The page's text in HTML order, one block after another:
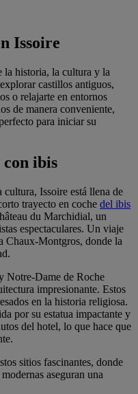
Issoire
la historia, la cultura y la
castillos antiguos,
o relajarte en entornos
de manera conveniente,
para iniciar su
ibis
Issoire está llena de
trayecto en coche del ibis
du Marchidial, un
espectaculares. Un viaje
Chaux-Montgros, donde la
Notre-Dame de Roche
impresionante. Estos
en la historia religiosa.
por su estatua impactante y
del hotel, lo que hace que
sitios fascinantes, donde
aseguran una